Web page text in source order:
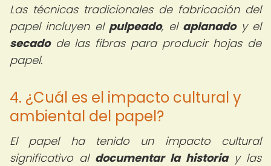
Las técnicas tradicionales de fabricación del
papel incluyen el pulpeado, el aplanadoy el
secadode las fibras para producir hojas de
papel.
4. ¿Cuál es el impacto cultural y
ambiental del papel?
El papel ha tenido un impacto cultural
significativo al documentar la historiay las